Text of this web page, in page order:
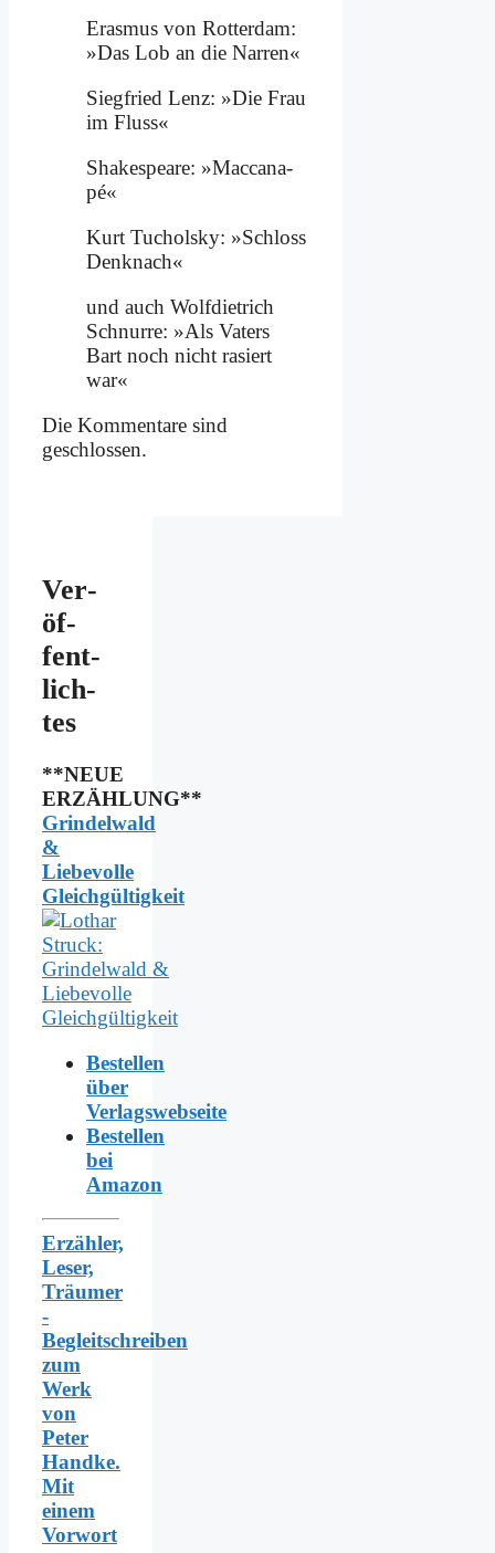
Eras­mus von Rot­ter­dam:
»Das Lob an die Nar­ren«
Sieg­fried Lenz: »Die Frau
im Fluss«
Shake­speare: »Mac­ca­na­
pé«
Kurt Tu­chol­sky: »Schloss
Denk­nach«
und auch Wolf­diet­rich
Schnur­re: »Als Va­ters
Bart noch nicht ra­siert
war«
Die Kommentare sind
geschlossen.
Ver­
öf­
fent­
lich­
tes
**NEUE
ERZÄHLUNG**
Grindelwald
&
Liebevolle
Gleichgültigkeit
Bestellen
über
Verlagswebseite
Bestellen
bei
Amazon
Erzähler,
Leser,
Träumer
-
Begleitschreiben
zum
Werk
von
Peter
Handke.
Mit
einem
Vorwort